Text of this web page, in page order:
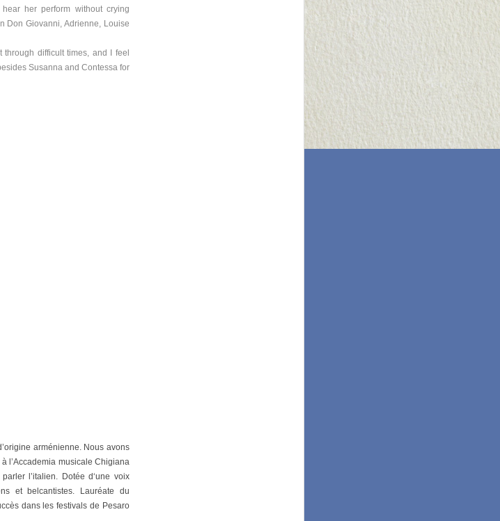
her perform without crying
Don Giovanni, Adrienne, Louise
difficult times, and I feel
Susanna and Contessa for
arménienne. Nous avons
l’Accademia musicale Chigiana
l’italien. Dotée d‘une voix
et belcantistes. Lauréate du
dans les festivals de Pesaro